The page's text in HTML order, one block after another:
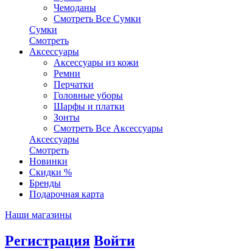
Чемоданы
Смотреть Все Сумки
Сумки
Смотреть
Аксессуары
Аксессуары из кожи
Ремни
Перчатки
Головные уборы
Шарфы и платки
Зонты
Смотреть Все Аксессуары
Аксессуары
Смотреть
Новинки
Скидки %
Бренды
Подарочная карта
Наши магазины
Регистрация Войти